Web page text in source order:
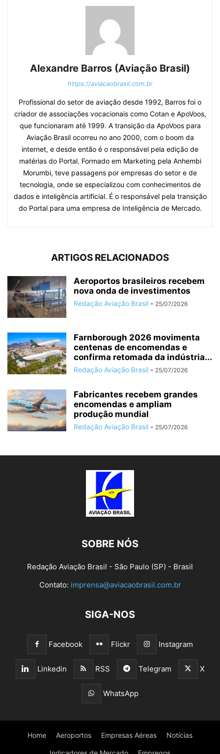
Alexandre Barros (Aviação Brasil)
https://aviacaobrasil.com.br
Profissional do setor de aviação desde 1992, Barros foi o
criador de associações vocacionais como Cotan e ApoVoos,
que funcionaram até 1999. A transição da ApoVoos para
Aviação Brasil ocorreu no ano 2000, com o boom da
internet, e desde então é o responsável pela edição de
matérias do Portal. Formado em Marketing pela Anhembi
Morumbi, teve passagens por empresas do setor e de
tecnologia, onde se especializou com conhecimentos de
dados e inteligência artificial. É o responsável pela transição
do Portal para uma empresa de Inteligência de Mercado.
ARTIGOS RELACIONADOS
Aeroportos brasileiros recebem
nova onda de investimentos
Redação Aviação Brasil - 25/07/2026
Farnborough 2026 movimenta
centenas de encomendas e
confirma retomada da indústria...
Redação Aviação Brasil - 25/07/2026
Fabricantes recebem grandes
encomendas e ampliam
produção mundial
Redação Aviação Brasil - 25/07/2026
SOBRE NÓS
Redação Aviação Brasil - São Paulo (SP) - Brasil
Contato: imprensa@aviacaobrasil.com.br
SIGA-NOS
Facebook Flickr Instagram
Linkedin RSS Telegram X
WhatsApp
Home Aeroportos Empresas Aéreas Notícias